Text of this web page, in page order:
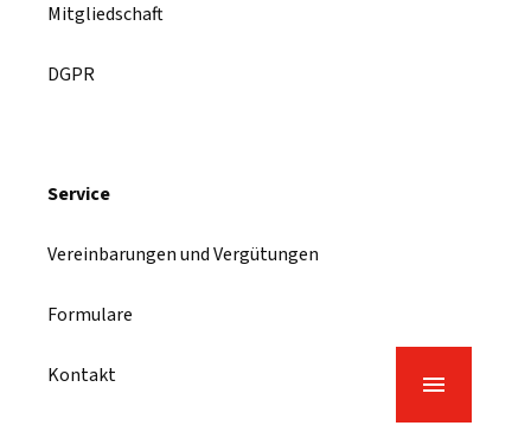
Mitgliedschaft
DGPR
Service
Vereinbarungen und Vergütungen
Formulare
Kontakt